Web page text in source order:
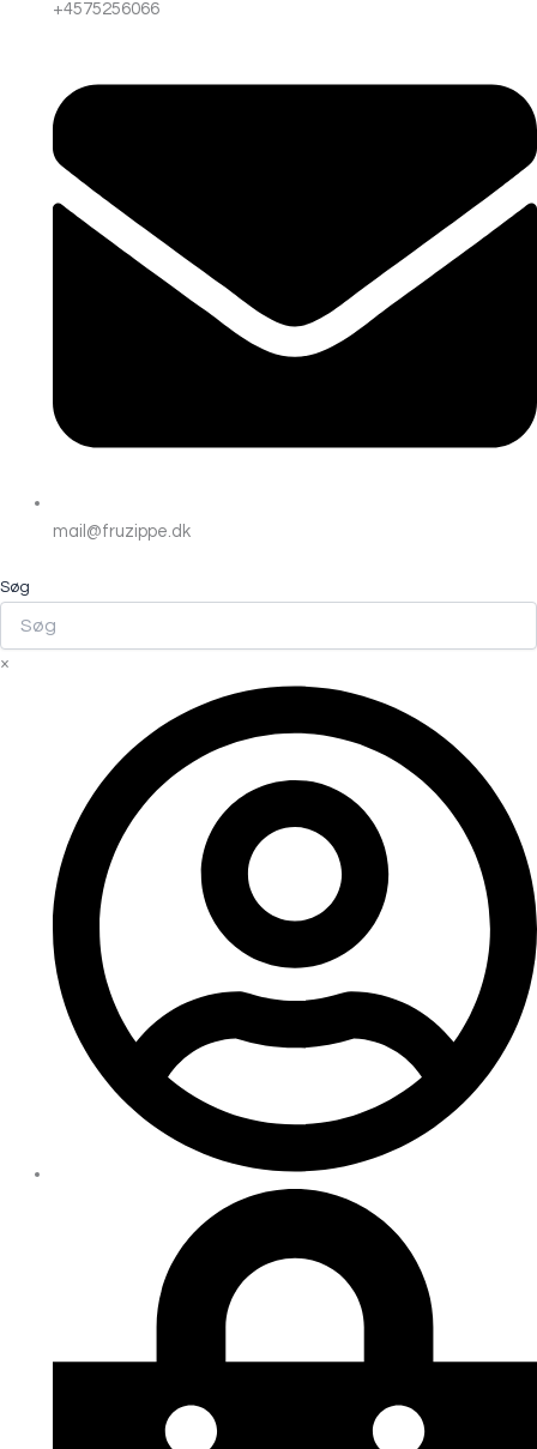
+4575256066
mail@fruzippe.dk
Søg
×